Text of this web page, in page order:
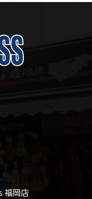
福岡店